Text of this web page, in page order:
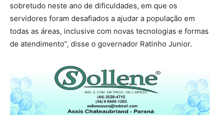
sobretudo neste ano de dificuldades, em que os
servidores foram desafiados a ajudar a população em
todas as áreas, inclusive com novas tecnologias e formas
de atendimento”, disse o governador Ratinho Junior.